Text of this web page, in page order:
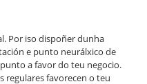
Por iso dispoñer dunha
e punto neurálxico de
a favor do teu negocio.
regulares favorecen o teu